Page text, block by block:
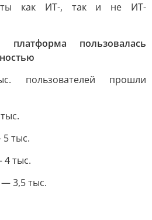
как ИТ-, так и не ИТ-
пользовалась
прошли
тыс.
4 тыс.
— 3,5 тыс.